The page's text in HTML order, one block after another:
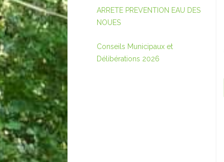
ARRETE PREVENTION EAU DES
NOUES
Conseils Municipaux et
Délibérations 2026